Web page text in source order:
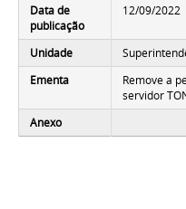
Data de
publicação
12/09/2022
Unidade
Ementa
Remove a
servidor
Anexo